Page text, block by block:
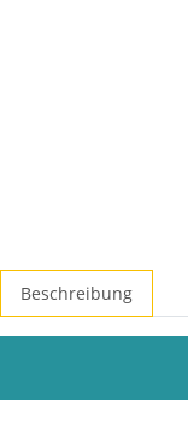
Beschreibung